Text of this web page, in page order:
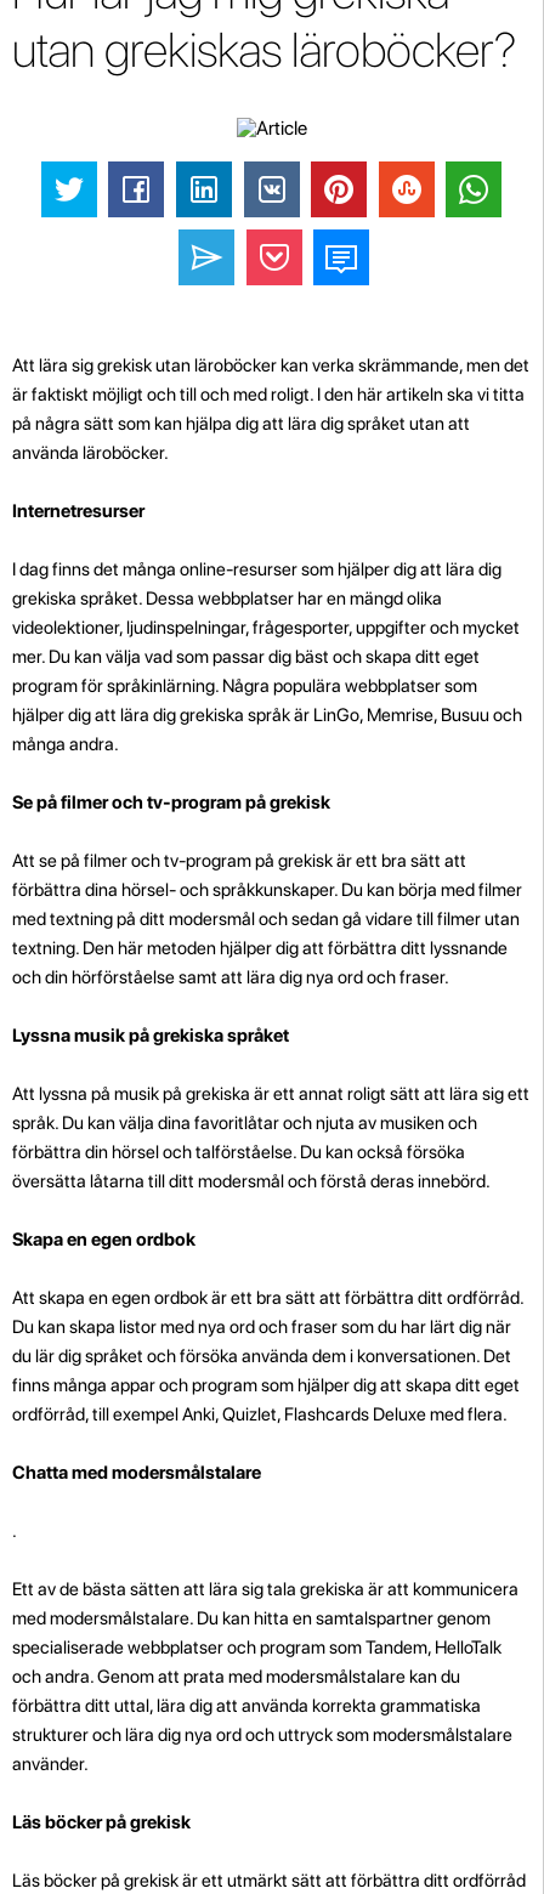
utan grekiskas läroböcker?
Att lära sig grekisk utan läroböcker kan verka skrämmande, men det
är faktiskt möjligt och till och med roligt. I den här artikeln ska vi titta
på några sätt som kan hjälpa dig att lära dig språket utan att
använda läroböcker.
Internetresurser
I dag finns det många online-resurser som hjälper dig att lära dig
grekiska språket. Dessa webbplatser har en mängd olika
videolektioner, ljudinspelningar, frågesporter, uppgifter och mycket
mer. Du kan välja vad som passar dig bäst och skapa ditt eget
program för språkinlärning. Några populära webbplatser som
hjälper dig att lära dig grekiska språk är LinGo, Memrise, Busuu och
många andra.
Se på filmer och tv-program på grekisk
Att se på filmer och tv-program på grekisk är ett bra sätt att
förbättra dina hörsel- och språkkunskaper. Du kan börja med filmer
med textning på ditt modersmål och sedan gå vidare till filmer utan
textning. Den här metoden hjälper dig att förbättra ditt lyssnande
och din hörförståelse samt att lära dig nya ord och fraser.
Lyssna musik på grekiska språket
Att lyssna på musik på grekiska är ett annat roligt sätt att lära sig ett
språk. Du kan välja dina favoritlåtar och njuta av musiken och
förbättra din hörsel och talförståelse. Du kan också försöka
översätta låtarna till ditt modersmål och förstå deras innebörd.
Skapa en egen ordbok
Att skapa en egen ordbok är ett bra sätt att förbättra ditt ordförråd.
Du kan skapa listor med nya ord och fraser som du har lärt dig när
du lär dig språket och försöka använda dem i konversationen. Det
finns många appar och program som hjälper dig att skapa ditt eget
ordförråd, till exempel Anki, Quizlet, Flashcards Deluxe med flera.
Chatta med modersmålstalare
.
Ett av de bästa sätten att lära sig tala grekiska är att kommunicera
med modersmålstalare. Du kan hitta en samtalspartner genom
specialiserade webbplatser och program som Tandem, HelloTalk
och andra. Genom att prata med modersmålstalare kan du
förbättra ditt uttal, lära dig att använda korrekta grammatiska
strukturer och lära dig nya ord och uttryck som modersmålstalare
använder.
Läs böcker på grekisk
Läs böcker på grekisk är ett utmärkt sätt att förbättra ditt ordförråd